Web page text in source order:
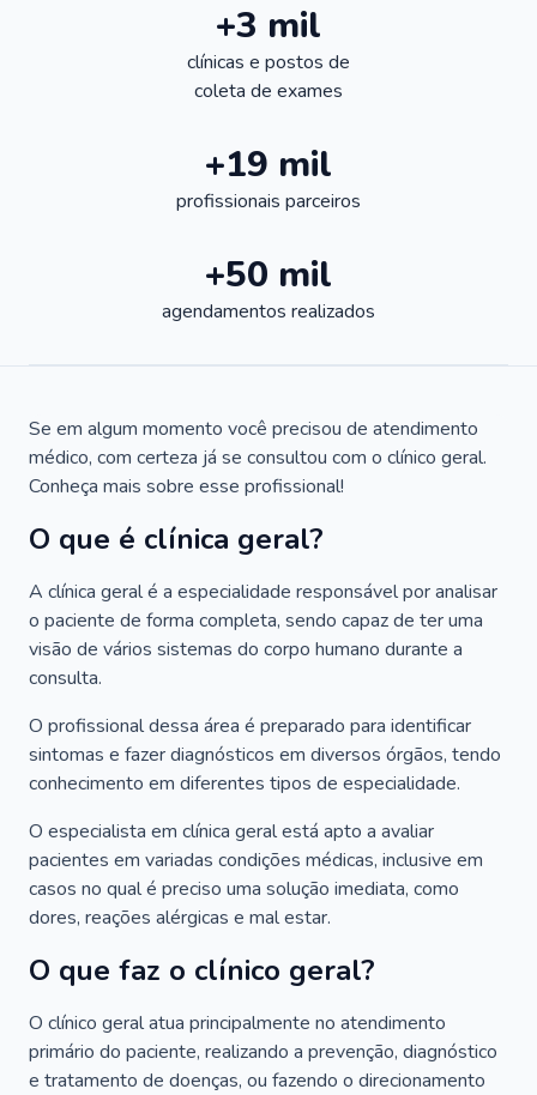
+3 mil
clínicas e postos de
coleta de exames
+19 mil
profissionais parceiros
+50 mil
agendamentos realizados
Se em algum momento você precisou de atendimento
médico, com certeza já se consultou com o clínico geral.
Conheça mais sobre esse profissional!
O que é clínica geral?
A clínica geral é a especialidade responsável por analisar
o paciente de forma completa, sendo capaz de ter uma
visão de vários sistemas do corpo humano durante a
consulta.
O profissional dessa área é preparado para identificar
sintomas e fazer diagnósticos em diversos órgãos, tendo
conhecimento em diferentes tipos de especialidade.
O especialista em clínica geral está apto a avaliar
pacientes em variadas condições médicas, inclusive em
casos no qual é preciso uma solução imediata, como
dores, reações alérgicas e mal estar.
O que faz o clínico geral?
O clínico geral atua principalmente no atendimento
primário do paciente, realizando a prevenção, diagnóstico
e tratamento de doenças, ou fazendo o direcionamento